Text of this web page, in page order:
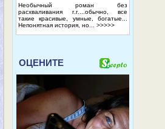
Необычный роман без
расхваливания г.г....обычно, все
такие красивые, умные, богатые...
Непонятная история, но... >>>>>
ОЦЕНИТЕ